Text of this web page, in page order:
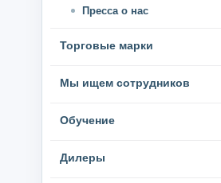
Пресса о нас
Торговые марки
Мы ищем сотрудников
Обучение
Дилеры